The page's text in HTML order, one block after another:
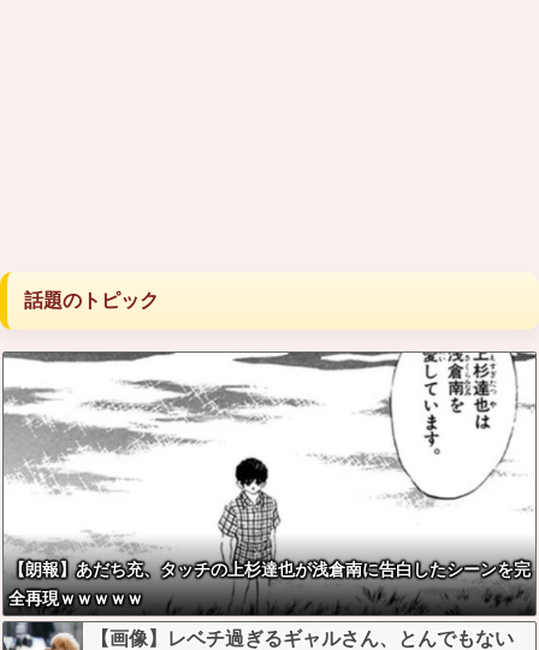
話題のトピック
【朗報】あだち充、タッチの上杉達也が浅倉南に告白したシーンを完
全再現ｗｗｗｗｗ
【画像】レベチ過ぎるギャルさん、とんでもない